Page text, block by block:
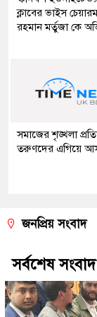
ক্লাবের ভাইস
রহমান মর্তুজা কে
সমাজের শৃঙ্খলা
তরুণদের এগিয়ে
জনপ্রিয় সংবাদ
সর্বশেষ সংবাদ